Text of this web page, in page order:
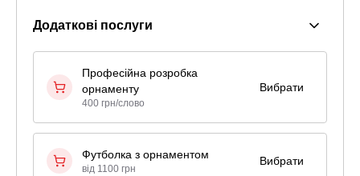
Додаткові послуги
Професійна розробка
орнаменту
400 грн/слово
Вибрати
Футболка з орнаментом
від 1100 грн
Вибрати